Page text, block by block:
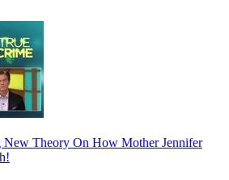
New Theory On How Mother Jennifer